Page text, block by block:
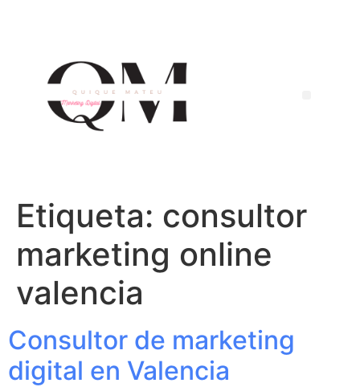
Etiqueta: consultor
marketing online
valencia
Consultor de marketing
digital en Valencia